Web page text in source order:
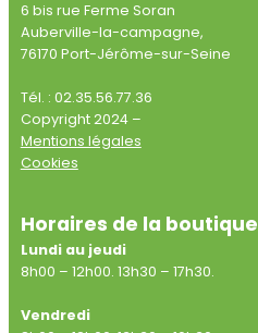
6 bis rue Ferme Soran
Auberville-la-campagne,
76170 Port-Jérôme-sur-Seine
Tél. : 02.35.56.77.36
Copyright 2024 –
Mentions légales
Cookies
Horaires de la boutique
Lundi au jeudi
8h00 – 12h00. 13h30 – 17h30.
Vendredi